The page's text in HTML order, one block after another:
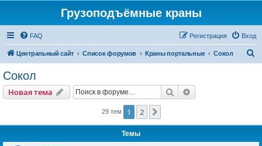
Грузоподъёмные краны
FAQ Вход
Регистрация
Центральный сайт Список форумов Краны портальные Сокол
Сокол
Новая тема Поиск
29 тем 1 2
Темы